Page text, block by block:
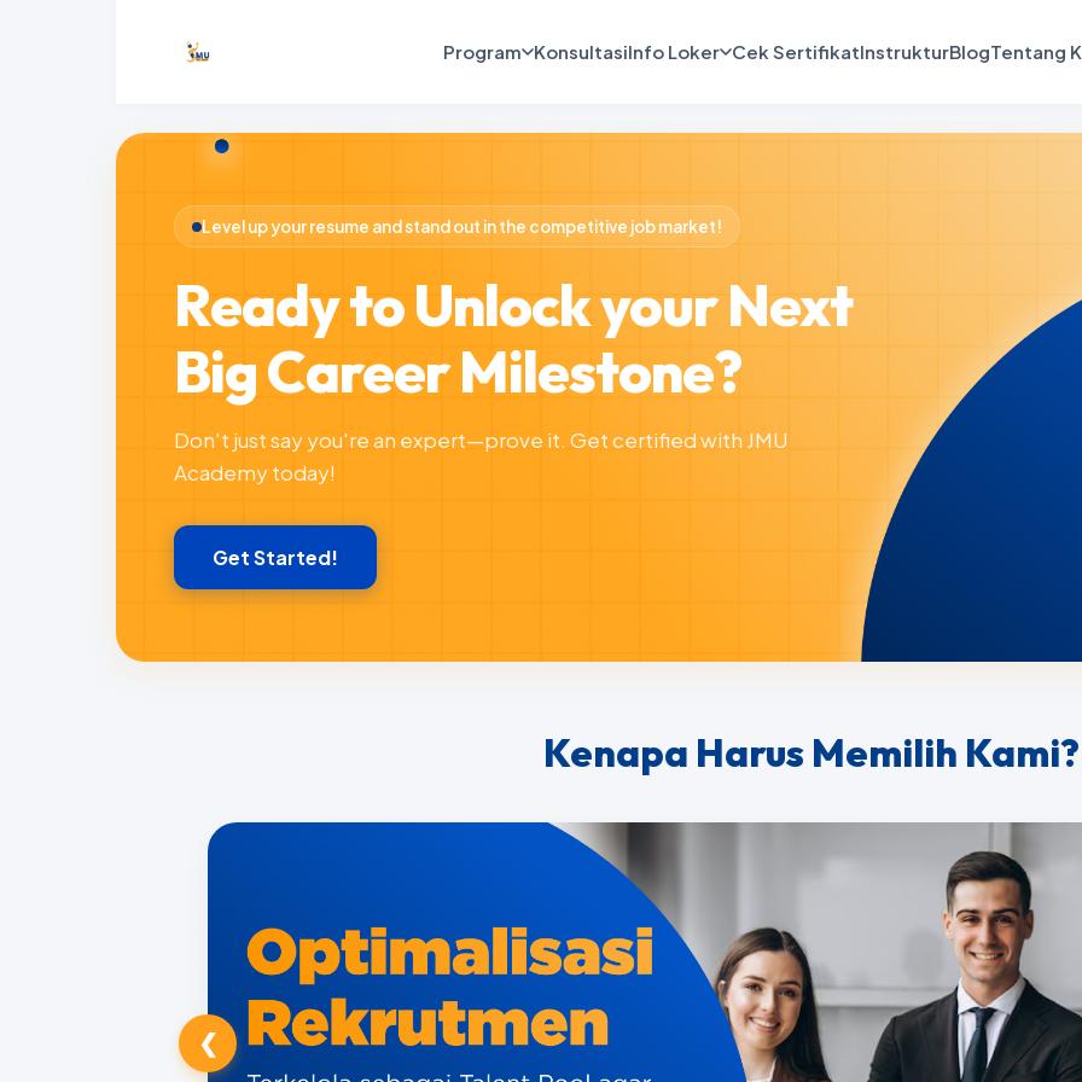
Program KonsultasiInfo Loker Cek SertifikatInstrukturBlogTentang
Level up your resume and stand out in the competitive job market!
Ready to Unlock your Next
Big Career Milestone?
Don't just say you're an expert—prove it. Get certified with JMU
Academy today!
Get Started!
Kenapa Harus Memilih Kami?
❮